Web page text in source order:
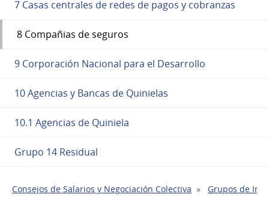
7 Casas centrales de redes de pagos y cobranzas
8 Compañias de seguros
9 Corporación Nacional para el Desarrollo
10 Agencias y Bancas de Quinielas
10.1 Agencias de Quiniela
Grupo 14 Residual
Consejos de Salarios y Negociación Colectiva Grupos de